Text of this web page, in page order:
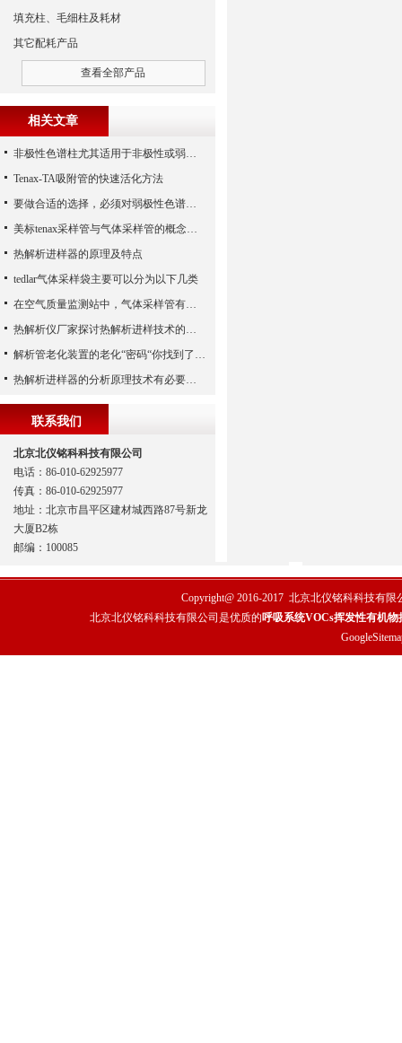
填充柱、毛细柱及耗材
其它配耗产品
查看全部产品
相关文章
非极性色谱柱尤其适用于非极性或弱极性化合物的高效分离
Tenax-TA吸附管的快速活化方法
要做合适的选择，必须对弱极性色谱柱有一定的认识和了解
美标tenax采样管与气体采样管的概念对比
热解析进样器的原理及特点
tedlar气体采样袋主要可以分为以下几类
在空气质量监测站中，气体采样管有哪些作用？
热解析仪厂家探讨热解析进样技术的运用
解析管老化装置的老化“密码“你找到了吗？
热解析进样器的分析原理技术有必要知道
联系我们
北京北仪铭科科技有限公司
电话：86-010-62925977
传真：86-010-62925977
地址：北京市昌平区建材城西路87号新龙
大厦B2栋
邮编：100085
Copyright@ 2016-2017 北京北仪铭科科技有限
北京北仪铭科科技有限公司是优质的呼吸系统VOCs挥发性有机物